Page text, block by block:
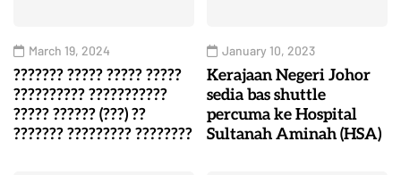
March 19, 2024
??????? ????? ????? ?????
?????????? ???????????
????? ?????? (???) ??
??????? ????????? ????????
January 10, 2023
Kerajaan Negeri Johor
sedia bas shuttle
percuma ke Hospital
Sultanah Aminah (HSA)